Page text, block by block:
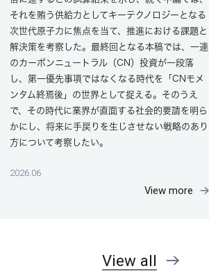
それを賄う供給力としてキーテクノロジーとなる
次世代原子力に焦点を当て、推進における課題と
解決策を考察した。最終回となる本稿では、一連
のカーボンニュートラル（CN）投資が一段落
し、第一優先事項ではなくなる時代を「CNモメ
ンタム終焉後」の世界として捉える。そのうえ
で、その時代に業界が直面する社会的要請を明ら
かにし、将来に手戻りを生じさせない戦略のあり
方について考察したい。
2026.06
View more
View all